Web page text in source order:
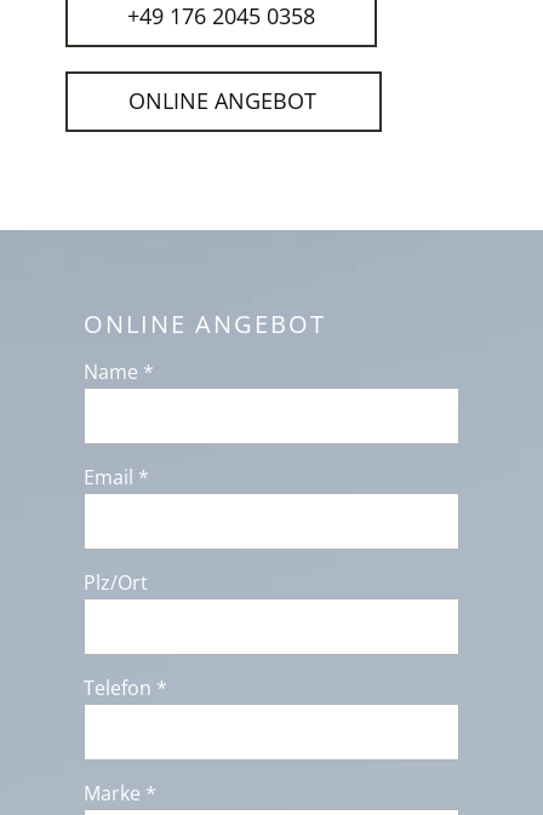
+49 176 2045 0358
ONLINE ANGEBOT
ONLINE ANGEBOT
Name *
Email *
Plz/Ort
Telefon *
Marke *